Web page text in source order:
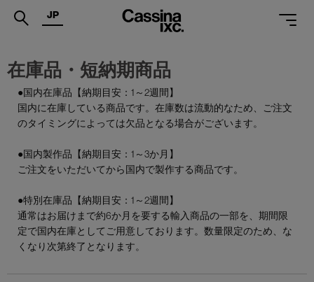
.
SERVICES
MAGAZINE
SUPPORT
SHOPS
CATALOGUES
JP
在庫品・短納期商品
●国内在庫品【納期目安：1～2週間】
国内に在庫している商品です。在庫数は流動的なため、ご注文
のタイミングによっては欠品となる場合がございます。
●国内製作品【納期目安：1～3か月】
ご注文をいただいてから国内で製作する商品です。
●特別在庫品【納期目安：1～2週間】
通常はお届けまで約6か月を要する輸入商品の一部を、期間限
定で国内在庫としてご用意しております。数量限定のため、な
くなり次第終了となります。